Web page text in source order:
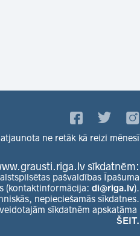
ne retāk kā reizi mēnesī
sīkdatnēm:
pašvaldības Īpašuma
(kontaktinformācija: di@riga.lv).
nepieciešamās sīkdatnes.
sīkdatnēm apskatāma
ŠEIT.